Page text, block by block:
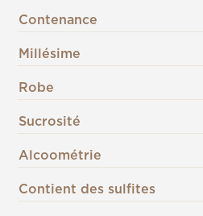
Contenance
Millésime
Robe
Sucrosité
Alcoométrie
Contient des sulfites